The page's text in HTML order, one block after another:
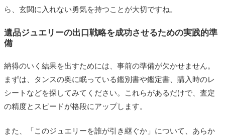
ら、玄関に入れない勇気を持つことが大切ですね。
遺品ジュエリーの出口戦略を成功させるための実践的準
備
納得のいく結果を出すためには、事前の準備が欠かせません。
まずは、タンスの奥に眠っている鑑別書や鑑定書、購入時のレ
シートなどを探してみてください。これらがあるだけで、査定
の精度とスピードが格段にアップします。
また、「このジュエリーを誰が引き継ぐか」について、あらか